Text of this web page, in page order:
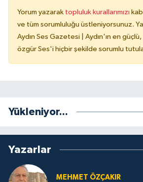
Yorum yazarak topluluk kurallarımızı
ve tüm sorumluluğu üstleniyorsunuz.
Aydın Ses Gazetesi | Aydın'ın en
özgür Ses'i hiçbir şekilde sorumlu
Yükleniyor...
Yazarlar
MEHMET ÖZÇAKIR